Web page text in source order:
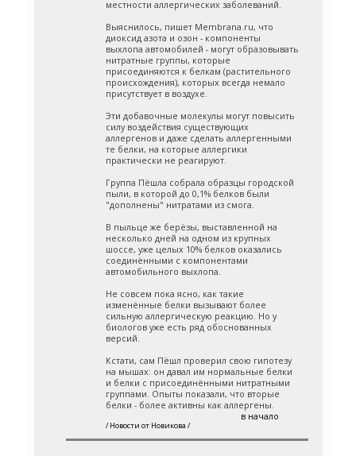
местности аллергических заболеваний.
Выяснилось, пишет Membrana.ru, что
диоксид азота и озон - компоненты
выхлопа автомобилей - могут образовывать
нитратные группы, которые
присоединяются к белкам (растительного
происхождения), которых всегда немало
присутствует в воздухе.
Эти добавочные молекулы могут повысить
силу воздействия существующих
аллергенов и даже сделать аллергенными
те белки, на которые аллергики
практически не реагируют.
Группа Пёшла собрала образцы городской
пыли, в которой до 0,1% белков были
"дополнены" нитратами из смога.
В пыльце же берёзы, выставленной на
несколько дней на одном из крупных
шоссе, уже целых 10% белков оказались
соединёнными с компонентами
автомобильного выхлопа.
Не совсем пока ясно, как такие
изменённые белки вызывают более
сильную аллергическую реакцию. Но у
биологов уже есть ряд обоснованных
версий.
Кстати, сам Пёшл проверил свою гипотезу
на мышах: он давал им нормальные белки
и белки с присоединёнными нитратными
группами. Опыты показали, что вторые
белки - более активны как аллергены.
/ Новости от Новикова /
в начало